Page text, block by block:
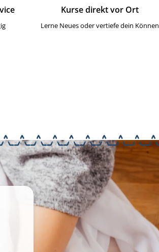
Kurse direkt vor Ort
Lerne Neues oder vertiefe dein Können